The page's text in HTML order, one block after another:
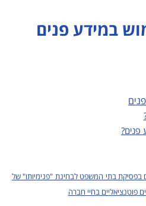
במידע פנים
פנים?
בפסיקת בתי המשפט לבחינת "פנימיותו" של
פוטנציאליים בחיי חברה